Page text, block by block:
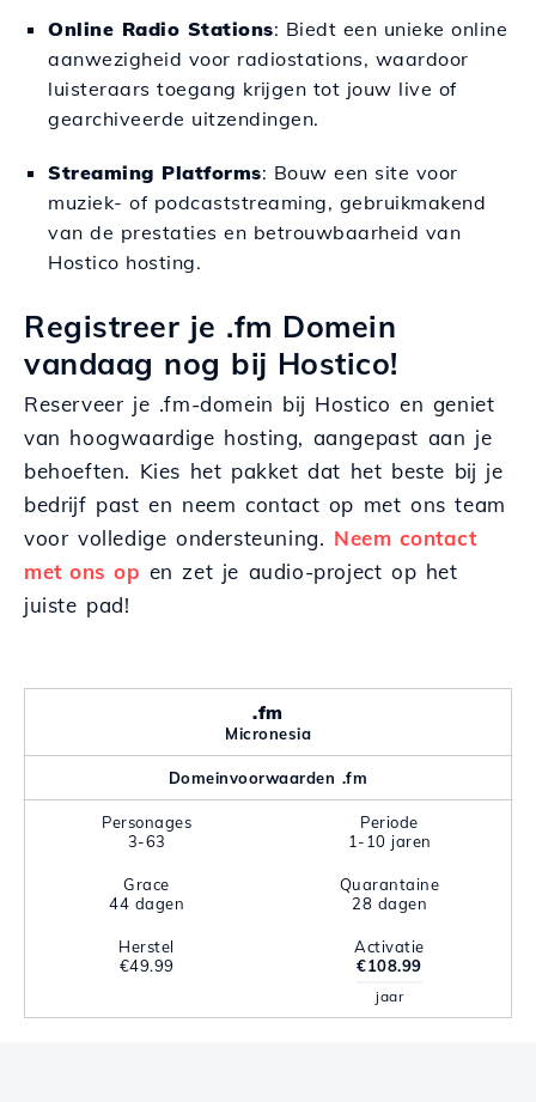
Online Radio Stations: Biedt een unieke online
aanwezigheid voor radiostations, waardoor
luisteraars toegang krijgen tot jouw live of
gearchiveerde uitzendingen.
Streaming Platforms: Bouw een site voor
muziek- of podcaststreaming, gebruikmakend
van de prestaties en betrouwbaarheid van
Hostico hosting.
Registreer je .fm Domein
vandaag nog bij Hostico!
Reserveer je .fm-domein bij Hostico en geniet
van hoogwaardige hosting, aangepast aan je
behoeften. Kies het pakket dat het beste bij je
bedrijf past en neem contact op met ons team
voor volledige ondersteuning. Neem contact
met ons op en zet je audio-project op het
juiste pad!
.fm
Micronesia
Domeinvoorwaarden .fm
Personages
3-63
Periode
1-10 jaren
Grace
44 dagen
Quarantaine
28 dagen
Herstel
€49.99
Activatie
€108.99
jaar